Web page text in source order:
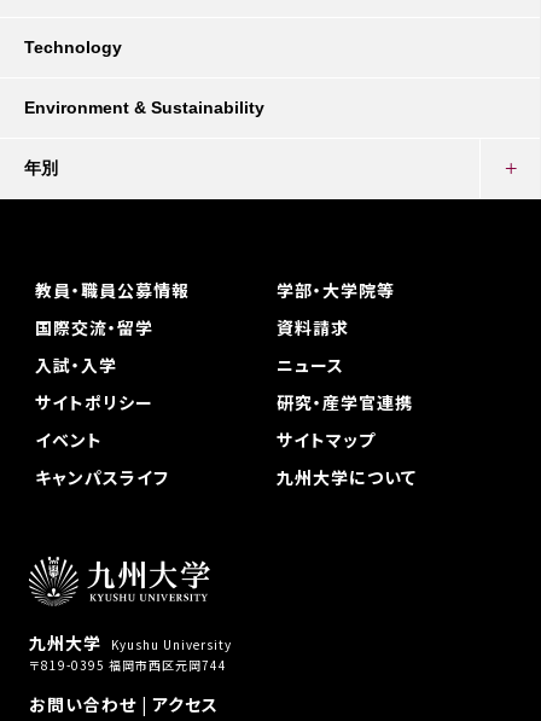
Technology
Environment & Sustainability
年別
九州大学
Kyushu University
〒819-0395 福岡市西区元岡744
お問い合わせ| アクセス
教員・職員公募情報
学部・大学院等
国際交流・留学
資料請求
入試・入学
ニュース
サイトポリシー
研究・産学官連携
イベント
サイトマップ
キャンパスライフ
九州大学について